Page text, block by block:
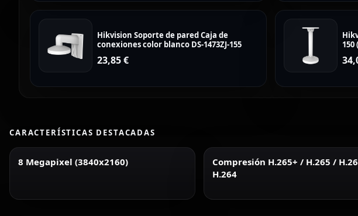
Hikvision Soporte de pared Caja de
conexiones color blanco DS-1473ZJ-155
23,85€
150
CARACTERÍSTICAS DESTACADAS
8 Megapixel (3840x2160)
Compresión H.265+ / H.265 /
H.264